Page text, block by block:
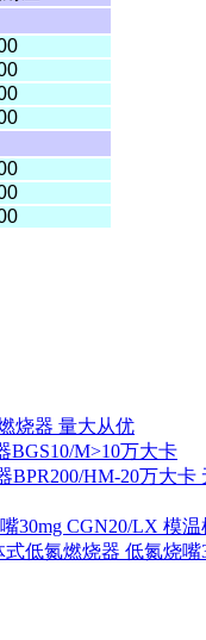
烧器 量大从优
BGS10/M>10万大卡
BPR200/HM-20万大卡
30mg CGN20/LX 模
低氮燃烧器 低氮烧嘴